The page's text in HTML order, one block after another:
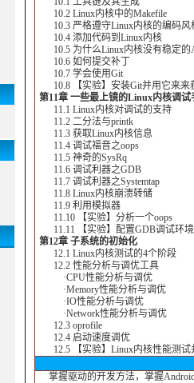
10.2 Linux内核中的Makefile
10.3 严格遵守Linux内核的编码风
10.4 添加代码到Linux内核
10.5 为什么Linux内核没有稳定的
10.6 如何提交补丁
10.7 学会使用Git
10.8 【实验】安装Git并用它来来
第11章 一些最上镜的Linux内核调试
11.1 Linux内核对调试的支持
11.2 二分法与printk
11.3 获取Linux内核信息
11.4 调试福音之oops
11.5 神奇的SysRq
11.6 调试利器之GDB
11.7 调试利器之Systemtap
11.8 Linux内核崩溃转储
11.9 利用模拟器
11.10 【实验】分析一个oops
11.11 【实验】配置GDB调试环
第12章 子系统的初始化
12.1 Linux内核测试的4个阶段
12.2 性能分析与调优工具
·CPU性能分析与调优
·Memory性能分析与调优
·IO性能分析与调优
·Network性能分析与调优
12.3 oprofile
12.4 启动速度调优
12.5 【实验】Linux内核性能测试
掌握驱动的开发方法，掌握